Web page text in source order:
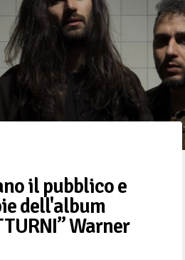
il pubblico e
dell'album
Warner